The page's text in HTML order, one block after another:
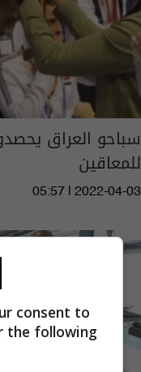
سباحو العراق
للمعاقين
05:57 | 2022-04-03
consent to
the following